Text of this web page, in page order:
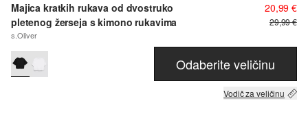
Majica kratkih rukava od dvostruko
pletenog žerseja s kimono rukavima
s.Oliver
20,99 €
29,99 €
Odaberite veličinu
Vodič za veličinu